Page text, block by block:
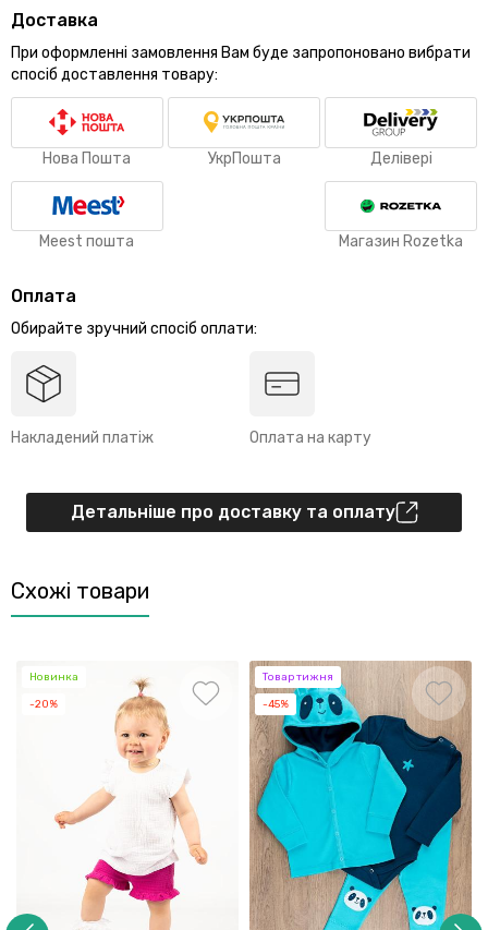
Доставка
При оформленні замовлення Вам буде запропоновано вибрати
спосіб доставлення товару:
Нова Пошта УкрПошта Делівері
Meest пошта Магазин Rozetka
Оплата
Обирайте зручний спосіб оплати:
Накладений платіж Оплата на карту
Детальніше про доставку та оплату
Схожі товари
Новинка
-20%
Товар тижня
-45%